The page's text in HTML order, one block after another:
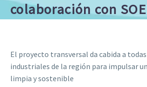
colaboración con
El proyecto transversal da cabida a
industriales de la región para impulsar
limpia y sostenible